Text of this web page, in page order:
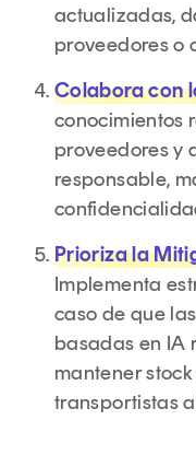
actualizadas,
proveedores o
Colabora con
conocimientos
proveedores y
responsable,
Prioriza la
Implementa
caso de que
basadas en IA
mantener
transportistas